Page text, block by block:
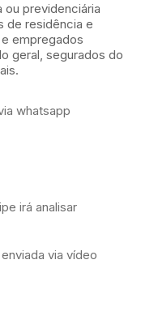
ou previdenciária
de residência e
empregados
geral, segurados do
whatsapp
irá analisar
via vídeo